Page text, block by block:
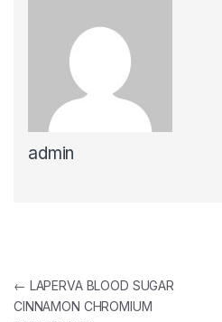
admin
Navigation de l’article
← LAPERVA BLOOD SUGAR
CINNAMON CHROMIUM